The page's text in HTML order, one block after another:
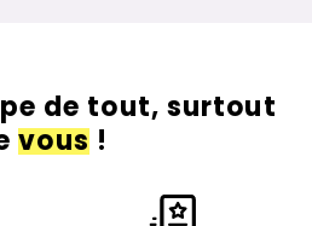
de tout, surtout
vous!